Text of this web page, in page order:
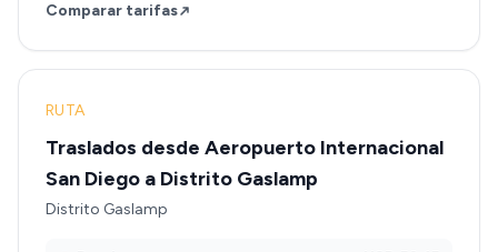
Comparar tarifas
RUTA
Traslados desde Aeropuerto Internacional
San Diego a Distrito Gaslamp
Distrito Gaslamp